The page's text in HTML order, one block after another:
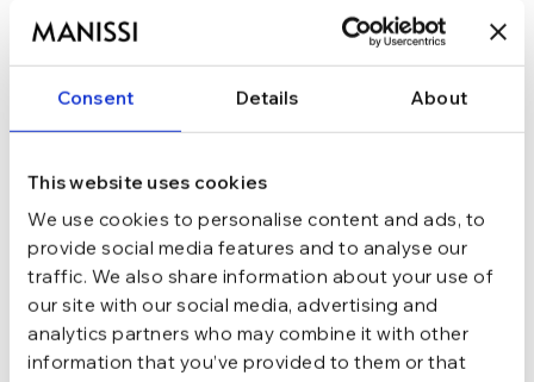
Consent Details About
This website uses cookies
We use cookies to personalise content and ads, to
provide social media features and to analyse our
traffic. We also share information about your use of
our site with our social media, advertising and
analytics partners who may combine it with other
information that you’ve provided to them or that
Cercei din argint Manissi
304,99lei
259,24lei
285,99lei
243,09lei